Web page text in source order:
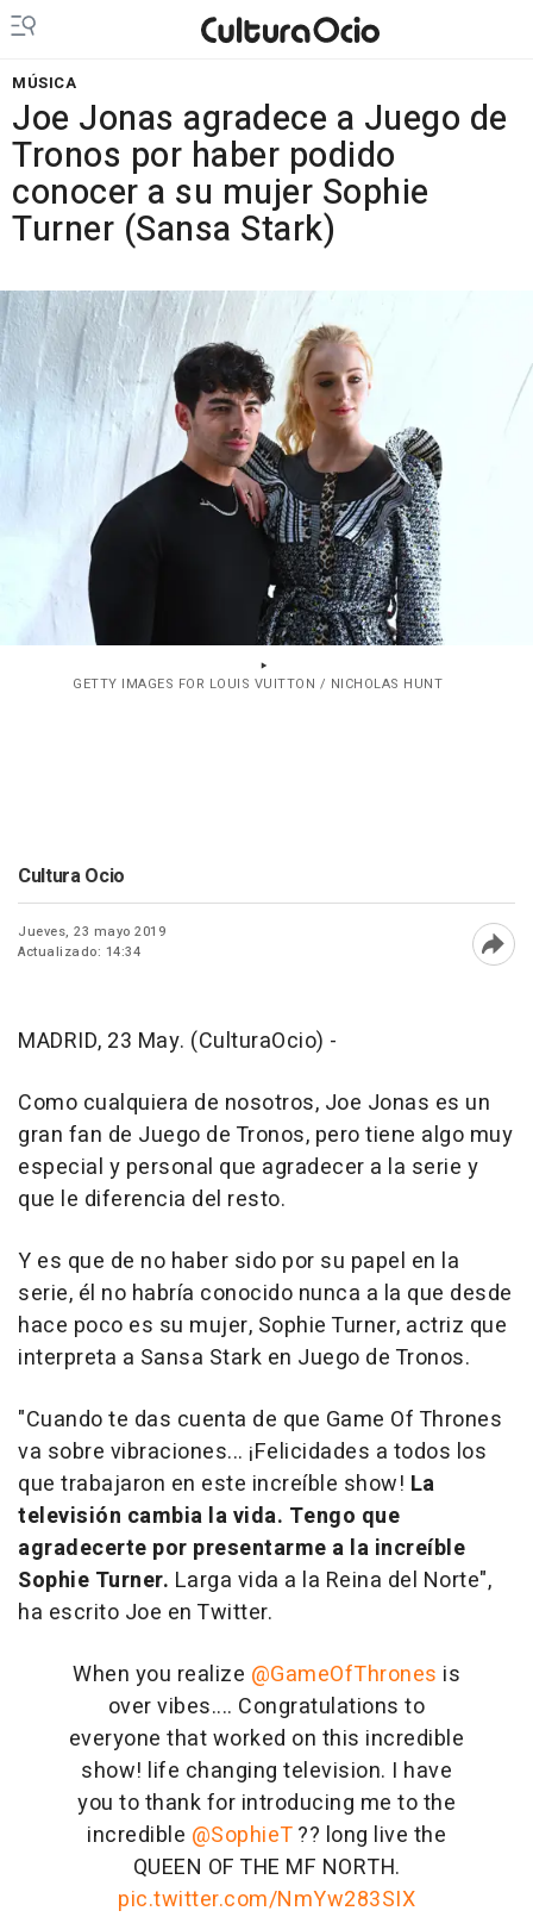
MÚSICA
Joe Jonas agradece a Juego de
Tronos por haber podido
conocer a su mujer Sophie
Turner (Sansa Stark)
GETTY IMAGES FOR LOUIS VUITTON / NICHOLAS HUNT
Cultura Ocio
Jueves, 23 mayo 2019
Actualizado: 14:34
MADRID, 23 May. (CulturaOcio) -
Como cualquiera de nosotros, Joe Jonas es un
gran fan de Juego de Tronos, pero tiene algo muy
especial y personal que agradecer a la serie y
que le diferencia del resto.
Y es que de no haber sido por su papel en la
serie, él no habría conocido nunca a la que desde
hace poco es su mujer, Sophie Turner, actriz que
interpreta a Sansa Stark en Juego de Tronos.
"Cuando te das cuenta de que Game Of Thrones
va sobre vibraciones... ¡Felicidades a todos los
que trabajaron en este increíble show! La
televisión cambia la vida. Tengo que
agradecerte por presentarme a la increíble
Sophie Turner. Larga vida a la Reina del Norte",
ha escrito Joe en Twitter.
When you realize @GameOfThrones is
over vibes.... Congratulations to
everyone that worked on this incredible
show! life changing television. I have
you to thank for introducing me to the
incredible @SophieT?? long live the
QUEEN OF THE MF NORTH.
pic.twitter.com/NmYw283SIX